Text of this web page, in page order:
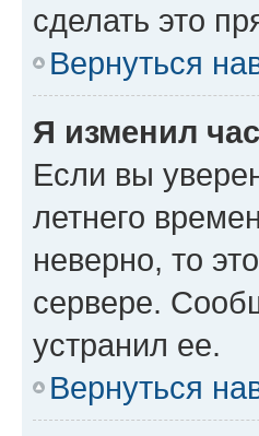
сделать это
Вернуться
Я изменил
Если вы
летнего
неверно, то
сервере.
устранил ее.
Вернуться